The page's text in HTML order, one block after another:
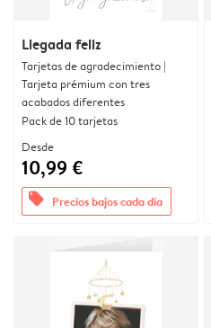
Llegada feliz
Tarjetas de agradecimiento |
Tarjeta prémium con tres
acabados diferentes
Pack de 10 tarjetas
Desde
10,99 €
offers Precios bajos cada día